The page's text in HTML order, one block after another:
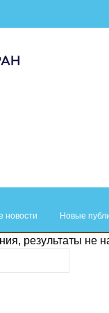
новости Новые
результаты не